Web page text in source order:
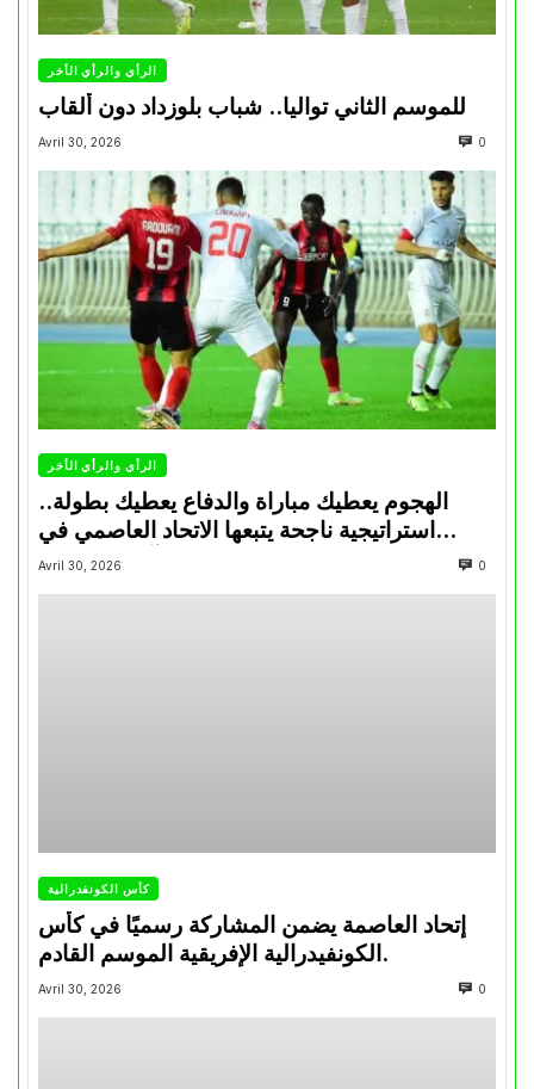
الرأي والرأي الأخر
للموسم الثاني تواليا.. شباب بلوزداد دون ألقاب
Avril 30, 2026 0
الرأي والرأي الأخر
الهجوم يعطيك مباراة والدفاع يعطيك بطولة..
استراتيجية ناجحة يتبعها الاتحاد العاصمي في
تتويجاته آخر السنوات
Avril 30, 2026 0
كأس الكونفدرالية
إتحاد العاصمة يضمن المشاركة رسميًا في كأس
الكونفيدرالية الإفريقية الموسم القادم.
Avril 30, 2026 0